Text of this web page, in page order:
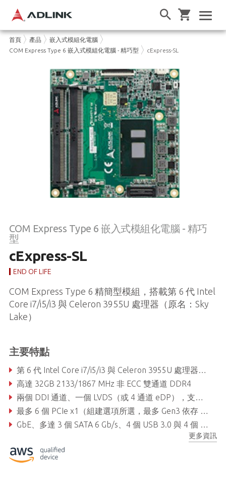
首頁 產品
嵌入式模組化電腦
COM Express Type 6 嵌入式模組化電腦 - 精巧型
cExpress-SL
COM Express Type 6 嵌入式模組化電腦 - 精巧
型
cExpress-SL
END OF LIFE
COM Express Type 6 精簡型模組，搭載第 6 代 Intel
Core i7/i5/i3 與 Celeron 3955U 處理器（原名：Sky
Lake）
主要特點
第 6 代 Intel Core i7/i5/i3 與 Celeron 3955U 處理器（原名：Skylake）
高達 32GB 2133/1867 MHz 非 ECC 雙通道 DDR4
兩個 DDI 通道、一個 LVDS（或 4 通道 eDP），支援最多 3 台獨立顯示器
最多 6 個 PCIe x1（組建選項所選，最多 Gen3 依存 SKU）
GbE、多達 3 個 SATA 6 Gb/s、4 個 USB 3.0 與 4 個 USB 2.0
更多資訊